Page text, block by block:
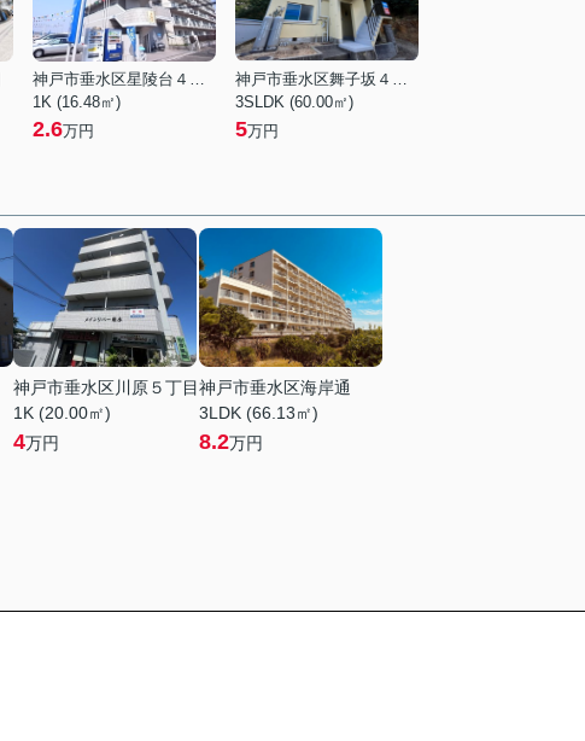
神戸市垂水区星陵台４丁目
1K (16.48㎡)
2.6万円
神戸市垂水区舞子坂４丁目
3SLDK (60.00㎡)
5万円
神戸市垂水区川原５丁目
1K (20.00㎡)
4万円
神戸市垂水区海岸通
3LDK (66.13㎡)
8.2万円